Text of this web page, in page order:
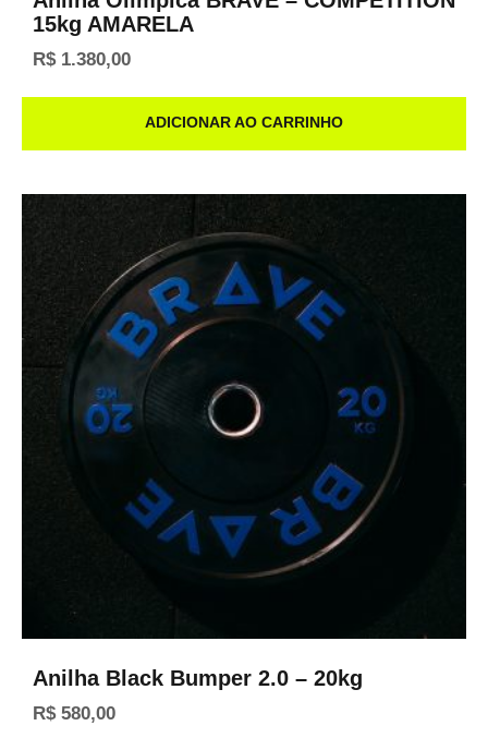
15kg AMARELA
R$1.380,00
ADICIONAR AO CARRINHO
Anilha Black Bumper 2.0 – 20kg
R$580,00